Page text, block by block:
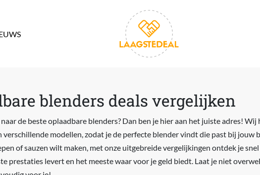
blenders deals vergelijken
naar de beste oplaadbare blenders? Dan ben je hier aan het juiste adres! Wij
verschillende modellen, zodat je de perfecte blender vindt die past bij jouw
of sauzen wilt maken, met onze uitgebreide vergelijkingen ontdek je
prestaties levert en het meeste waar voor je geld biedt. Laat je niet